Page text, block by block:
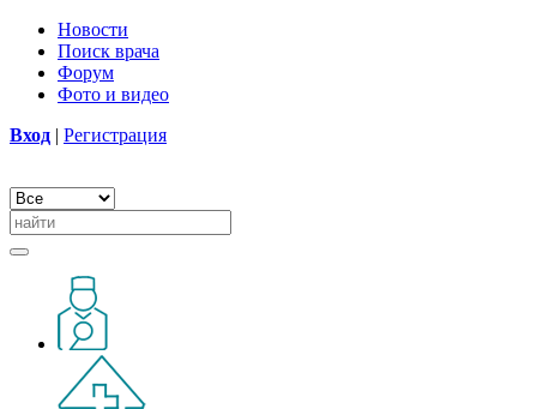
Новости
Поиск врача
Форум
Фото и видео
Вход | Регистрация